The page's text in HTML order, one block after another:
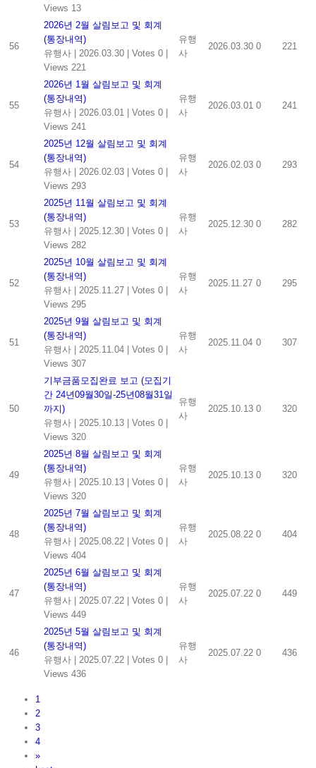
Views 13
56
2026년 2월 살림보고 및 회계
(통장내역)
유행사
2026.03.30 Votes 0
Views 221
유행
사
2026.03.30 0 221
55
2026년 1월 살림보고 및 회계
(통장내역)
유행사
2026.03.01 Votes 0
Views 241
유행
사
2026.03.01 0 241
54
2025년 12월 살림보고 및 회계
(통장내역)
유행사
2026.02.03 Votes 0
Views 293
유행
사
2026.02.03 0 293
53
2025년 11월 살림보고 및 회계
(통장내역)
유행사
2025.12.30 Votes 0
Views 282
유행
사
2025.12.30 0 282
52
2025년 10월 살림보고 및 회계
(통장내역)
유행사
2025.11.27 Votes 0
Views 295
유행
사
2025.11.27 0 295
51
2025년 9월 살림보고 및 회계
(통장내역)
유행사
2025.11.04 Votes 0
Views 307
유행
사
2025.11.04 0 307
50
기부금품모집완료 보고 (모집기
간 24년09월30일-25년08월31일
까지)
유행사
2025.10.13 Votes 0
Views 320
유행
사
2025.10.13 0 320
49
2025년 8월 살림보고 및 회계
(통장내역)
유행사
2025.10.13 Votes 0
Views 320
유행
사
2025.10.13 0 320
48
2025년 7월 살림보고 및 회계
(통장내역)
유행사
2025.08.22 Votes 0
Views 404
유행
사
2025.08.22 0 404
47
2025년 6월 살림보고 및 회계
(통장내역)
유행사
2025.07.22 Votes 0
Views 449
유행
사
2025.07.22 0 449
46
2025년 5월 살림보고 및 회계
(통장내역)
유행사
2025.07.22 Votes 0
Views 436
유행
사
2025.07.22 0 436
1
2
3
4
»